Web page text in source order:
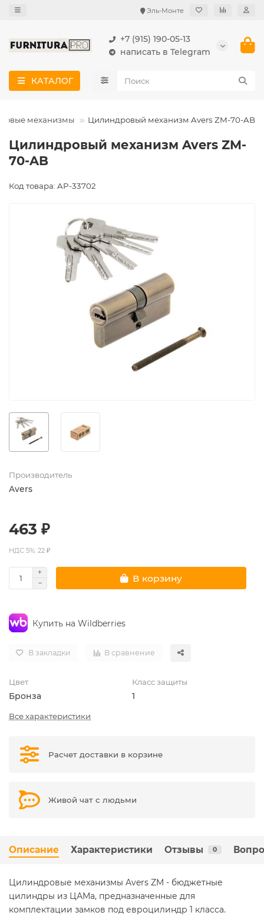
Эль-Монте
+7 (915) 190-05-13
написать в Telegram
КАТАЛОГ
механизмы Цилиндровый механизм Avers ZM-70-AB
Цилиндровый механизм Avers ZM-
70-AB
Код товара: AP-33702
Производитель
Avers
463 ₽
НДС 5%: 22 ₽
В корзину
Купить на Wildberries
В закладки В сравнение
Цвет
Бронза
Класс защиты
1
Все характеристики
Расчет доставки в корзине
Живой чат с людьми
Описание Характеристики Отзывы 0
Цилиндровые механизмы Avers ZM - бюджетные
цилиндры из ЦАМа, предназначенные для
комплектации замков под евроцилиндр 1 класса.